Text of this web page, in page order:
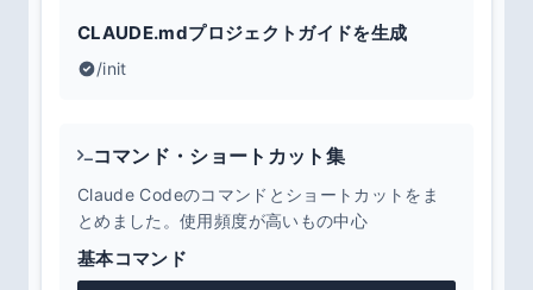
CLAUDE.mdプロジェクトガイドを生成
/init
コマンド・ショートカット集
Claude Codeのコマンドとショートカットをま
とめました。使用頻度が高いもの中心
基本コマンド